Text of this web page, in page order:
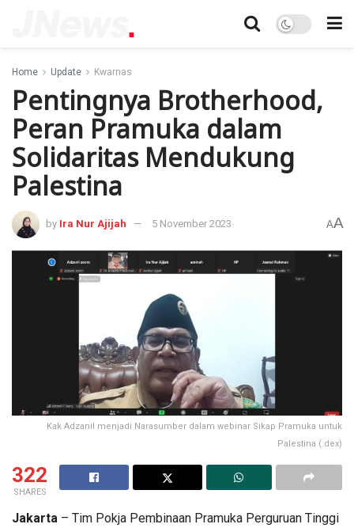
Home Update Kwarnas
Pentingnya Brotherhood,
Peran Pramuka dalam
Solidaritas Mendukung
Palestina
by Ira Nur Ajijah 5 November 2023 AA
Kak Adzanil menjadi Narasumber dalam webinar Sikap Pramuka untuk
Palestina (.dex)
322
SHARES
Jakarta – Tim Pokja Pembinaan Pramuka Perguruan Tinggi